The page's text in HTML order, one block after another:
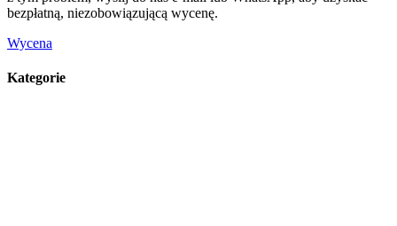
bezpłatną, niezobowiązującą wycenę.
Wycena
Kategorie